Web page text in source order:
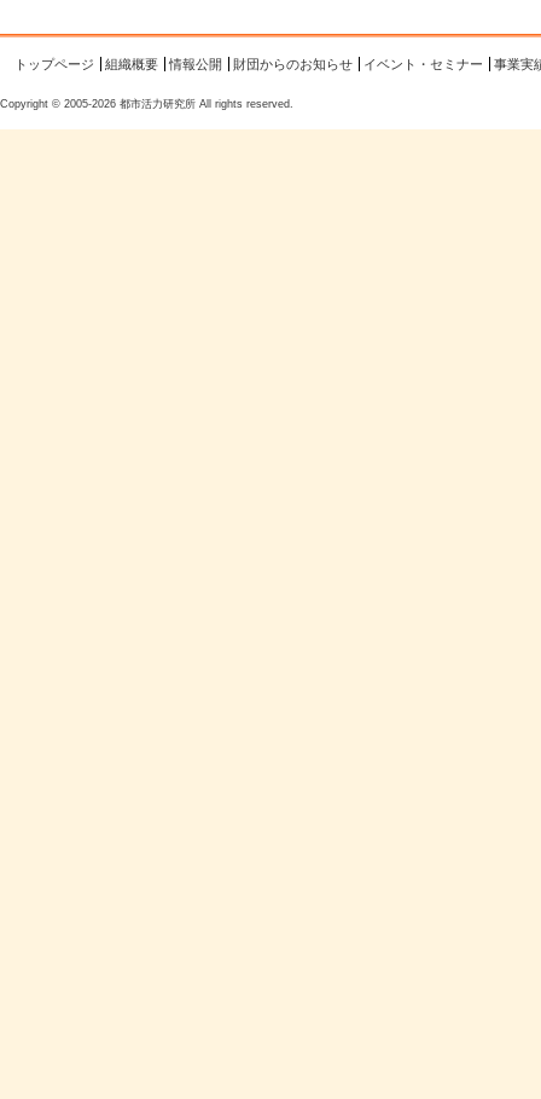
トップページ 組織概要 情報公開 財団からのお知らせ イベント・セミナー 事業実
Copyright © 2005-2026 都市活力研究所 All rights reserved.